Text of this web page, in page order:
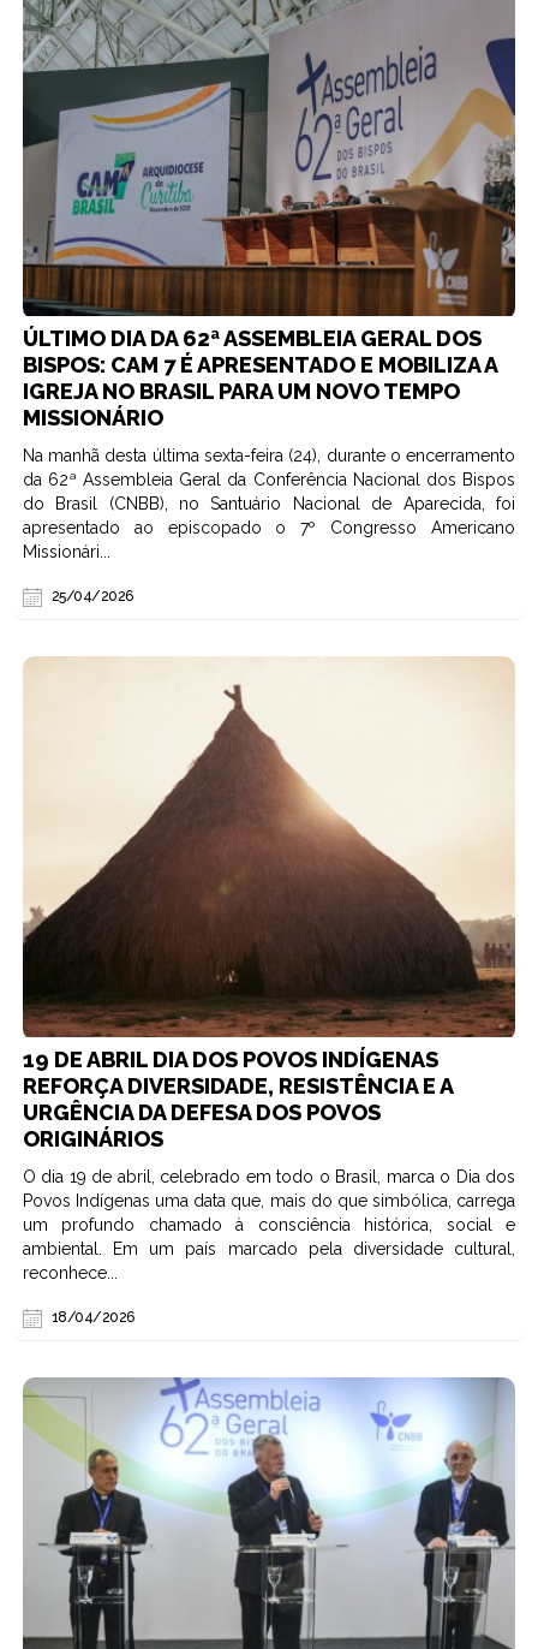
ÚLTIMO DIA DA 62ª ASSEMBLEIA GERAL DOS
BISPOS: CAM 7 É APRESENTADO E MOBILIZA A
IGREJA NO BRASIL PARA UM NOVO TEMPO
MISSIONÁRIO
Na manhã desta última sexta-feira (24), durante o encerramento
da 62ª Assembleia Geral da Conferência Nacional dos Bispos
do Brasil (CNBB), no Santuário Nacional de Aparecida, foi
apresentado ao episcopado o 7º Congresso Americano
Missionári...
25/04/2026
19 DE ABRIL DIA DOS POVOS INDÍGENAS
REFORÇA DIVERSIDADE, RESISTÊNCIA E A
URGÊNCIA DA DEFESA DOS POVOS
ORIGINÁRIOS
O dia 19 de abril, celebrado em todo o Brasil, marca o Dia dos
Povos Indígenas uma data que, mais do que simbólica, carrega
um profundo chamado à consciência histórica, social e
ambiental. Em um país marcado pela diversidade cultural,
reconhece...
18/04/2026